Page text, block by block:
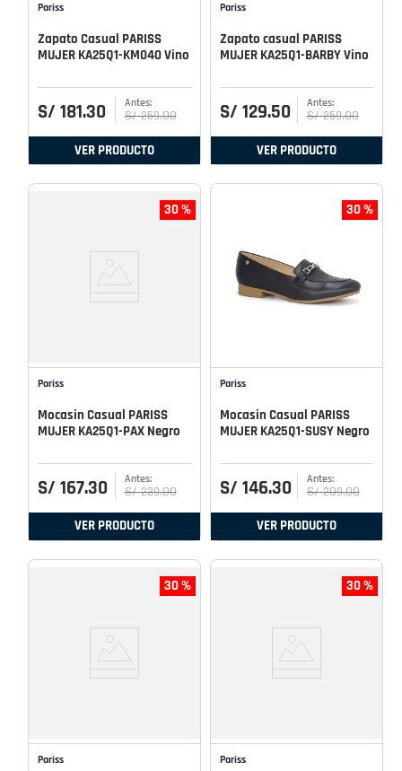
Pariss
Zapato Casual PARISS
MUJER KA25Q1-KM040 Vino
S/ 181.30 S/ 259.00
VER PRODUCTO
Pariss
Zapato casual PARISS
MUJER KA25Q1-BARBY Vino
S/ 129.50 S/ 259.00
VER PRODUCTO
30 %
Pariss
Mocasin Casual PARISS
MUJER KA25Q1-PAX Negro
S/ 167.30 S/ 239.00
VER PRODUCTO
30 %
Pariss
Mocasin Casual PARISS
MUJER KA25Q1-SUSY Negro
S/ 146.30 S/ 209.00
VER PRODUCTO
30 %
Pariss
30 %
Pariss